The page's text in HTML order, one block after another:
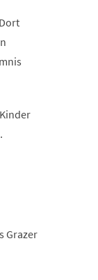
Grazer